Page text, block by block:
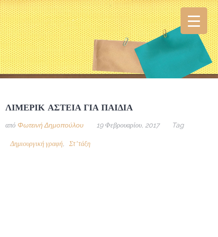
ΛΊΜΕΡΙΚ ΑΣΤΕΊΑ ΓΙΑ ΠΑΙΔΙΆ
από Φωτεινή Δημοπούλου 19 Φεβρουαρίου, 2017 Tag
Δημιουργική γραφή Στ' τάξη